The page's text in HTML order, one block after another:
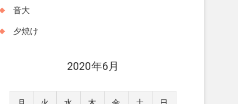
音大
夕焼け
2020年6月